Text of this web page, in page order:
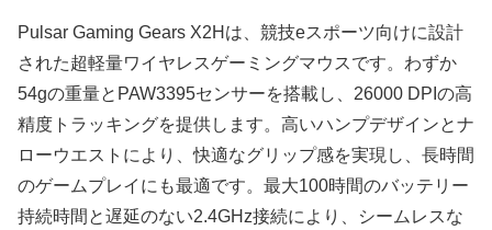
Pulsar Gaming Gears X2Hは、競技eスポーツ向けに設計
された超軽量ワイヤレスゲーミングマウスです。わずか
54gの重量とPAW3395センサーを搭載し、26000 DPIの高
精度トラッキングを提供します。高いハンプデザインとナ
ローウエストにより、快適なグリップ感を実現し、長時間
のゲームプレイにも最適です。最大100時間のバッテリー
持続時間と遅延のない2.4GHz接続により、シームレスな